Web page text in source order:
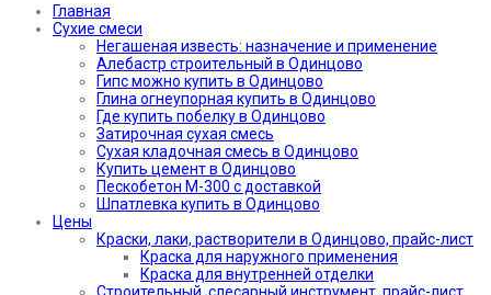
Главная
Сухие смеси
Негашеная известь: назначение и применение
Алебастр строительный в Одинцово
Гипс можно купить в Одинцово
Глина огнеупорная купить в Одинцово
Где купить побелку в Одинцово
Затирочная сухая смесь
Сухая кладочная смесь в Одинцово
Купить цемент в Одинцово
Пескобетон М-300 с доставкой
Шпатлевка купить в Одинцово
Цены
Краски, лаки, растворители в Одинцово, прайс-лист
Краска для наружного применения
Краска для внутренней отделки
Строительный, слесарный инструмент, прайс-лист